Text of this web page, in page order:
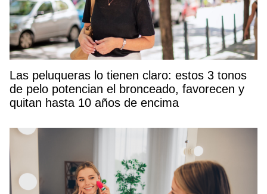
Las peluqueras lo tienen claro: estos 3 tonos
de pelo potencian el bronceado, favorecen y
quitan hasta 10 años de encima